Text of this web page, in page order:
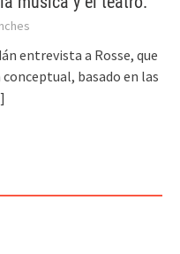
entrevista a Rosse, que
conceptual, basado en las